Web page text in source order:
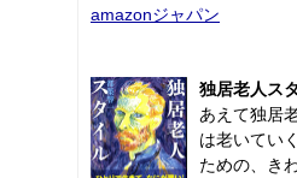
amazonジャパン
独居老人ス
あえて独居
は老いてい
ための、き